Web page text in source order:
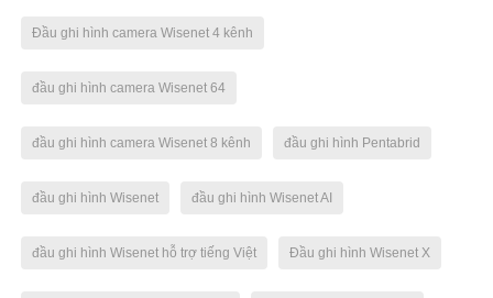
Đầu ghi hình camera Wisenet 4 kênh
đầu ghi hình camera Wisenet 64
đầu ghi hình camera Wisenet 8 kênh đầu ghi hình Pentabrid
đầu ghi hình Wisenet đầu ghi hình Wisenet AI
đầu ghi hình Wisenet hỗ trợ tiếng Việt Đầu ghi hình Wisenet X